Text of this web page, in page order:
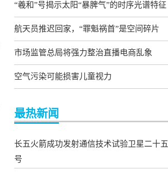
“羲和”号揭示太阳“暴脾气”的时序光谱特征
航天员推迟回家，“罪魁祸首”是空间碎片
市场监管总局将强力整治直播电商乱象
空气污染可能损害儿童视力
最热新闻
长五火箭成功发射通信技术试验卫星二十五
号